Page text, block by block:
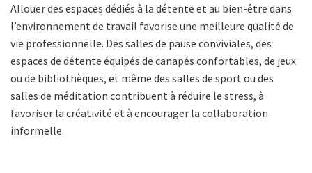
Allouer des espaces dédiés à la détente et au bien-être dans
l’environnement de travail favorise une meilleure qualité de
vie professionnelle. Des salles de pause conviviales, des
espaces de détente équipés de canapés confortables, de jeux
ou de bibliothèques, et même des salles de sport ou des
salles de méditation contribuent à réduire le stress, à
favoriser la créativité et à encourager la collaboration
informelle.